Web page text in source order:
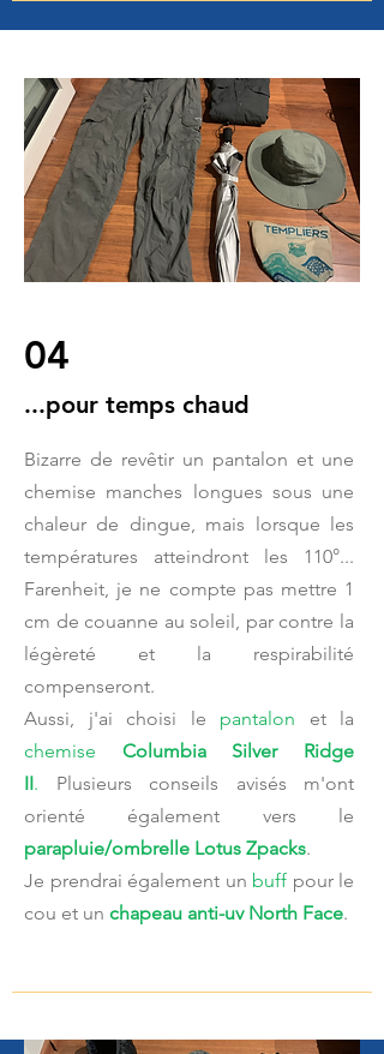
04
...pour temps chaud
Bizarre de revêtir un pantalon et une
chemise manches longues sous une
chaleur de dingue, mais lorsque les
températures atteindront les 110°...
Farenheit, je ne compte pas mettre 1
cm de couanne au soleil, par contre la
légèreté et la respirabilité
compenseront.
Aussi, j'ai choisi le pantalon et la
chemise Columbia Silver Ridge
II. Plusieurs conseils avisés m'ont
orienté également vers le
parapluie/ombrelle Lotus Zpacks.
Je prendrai également un buff pour le
cou et un chapeau anti-uv North Face.